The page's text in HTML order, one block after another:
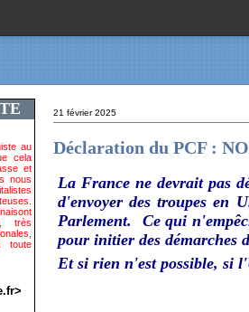
au
cela
et
nous
très
toute
21 février 2025
Déclaration du PCF :
La France ne devrait pas
d'envoyer des troupes en
Parlement. Ce qui
pour initier des démarches
Et si rien n'est possible, si